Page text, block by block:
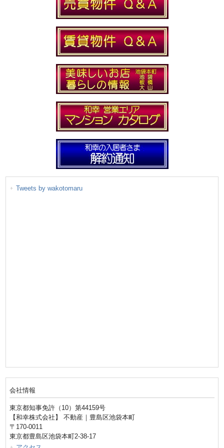
Tweets by wakotomaru
会社情報
東京都知事免許（10）第44159号
【和幸株式会社】 不動産｜豊島区池袋本町
〒170-0011
東京都豊島区池袋本町2-38-17